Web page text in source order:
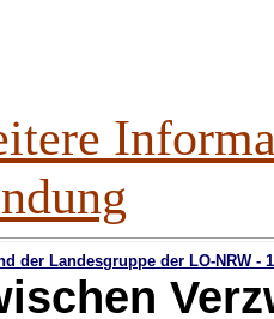
der Landesgruppe der LO-NRW -